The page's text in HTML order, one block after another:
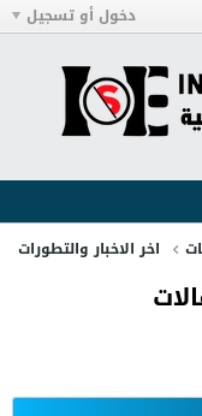
دخول أو تسجيل
اخر الاخبار والتطورات